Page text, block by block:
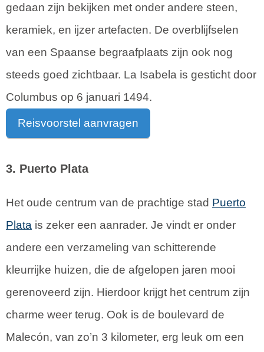
gedaan zijn bekijken met onder andere steen,
keramiek, en ijzer artefacten. De overblijfselen
van een Spaanse begraafplaats zijn ook nog
steeds goed zichtbaar. La Isabela is gesticht door
Columbus op 6 januari 1494.
Reisvoorstel aanvragen
3. Puerto Plata
Het oude centrum van de prachtige stad Puerto
Plata is zeker een aanrader. Je vindt er onder
andere een verzameling van schitterende
kleurrijke huizen, die de afgelopen jaren mooi
gerenoveerd zijn. Hierdoor krijgt het centrum zijn
charme weer terug. Ook is de boulevard de
Malecón, van zo’n 3 kilometer, erg leuk om een